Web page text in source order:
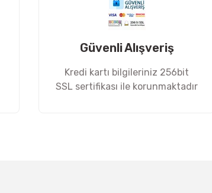
Güvenli Alışveriş
Kredi kartı bilgileriniz 256bit
SSL sertifikası ile korunmaktadır